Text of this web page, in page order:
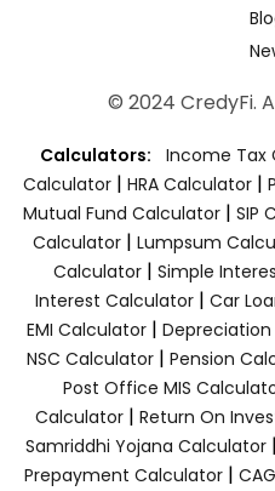
© 2024 CredyFi.
Calculators: Income Tax
Calculator | HRA Calculator |
Mutual Fund Calculator | SIP
Calculator | Lumpsum
Calculator| Simple
Interest Calculator| Car
EMI Calculator|
NSC Calculator| Pension
Post Office MIS
Calculator| Return On
Samriddhi Yojana Calculator|
Prepayment Calculator |